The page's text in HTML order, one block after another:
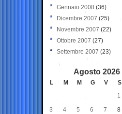
Gennaio 2008 (36)
Dicembre 2007 (25)
Novembre 2007 (22)
Ottobre 2007 (27)
Settembre 2007 (23)
Agosto 2026
L M M G V S
1
3 4 5 6 7 8